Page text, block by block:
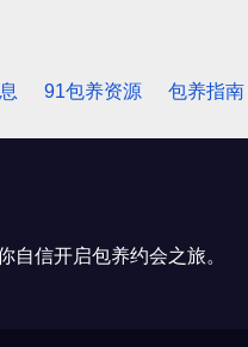
91包养资源 包养指南
自信开启包养约会之旅。